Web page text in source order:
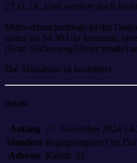
27.11.24 „Und wenn er doch
Mittwochnachmittags ist der
später als 14.30 Uhr kommen,
(Ecke Silcherweg/Ulmer Straße)
Die Teilnahme ist kostenfrei
Details
Anfang 27. November 2024
Standort Begegnungstreff im
Adresse Karlstr. 31